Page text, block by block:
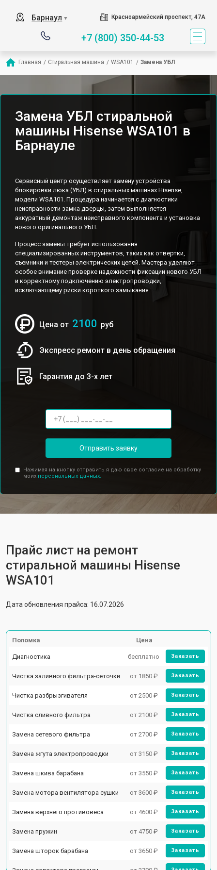
Барнаул ▼ Красноармейский проспект, 47А
+7 (800) 350-44-53
Главная / Стиральная машина / WSA101 / Замена УБЛ
Замена УБЛ стиральной
машины Hisense WSA101 в
Барнауле
Сервисный центр осуществляет замену устройства
блокировки люка (УБЛ) в стиральных машинах Hisense,
модели WSA101. Процедура начинается с диагностики
неисправности замка дверцы, затем выполняется
аккуратный демонтаж неисправного компонента и установка
нового оригинального УБЛ.
Процесс замены требует использования
специализированных инструментов, таких как отвертки,
съемники и тестеры электрических цепей. Мастера уделяют
особое внимание проверке надежности фиксации нового УБЛ
и корректному подключению электропроводки,
исключающему риски короткого замыкания.
Цена от 2100 руб
Экспресс ремонт в день обращения
Гарантия до 3-х лет
Отправить заявку
Нажимая на кнопку отправить я даю свое согласие на обработку
моих персональных данных.
Прайс лист на ремонт
стиральной машины Hisense
WSA101
Дата обновления прайса: 16.07.2026
Поломка Цена
Диагностика бесплатно Заказать
Чистка заливного фильтра-сеточки от 1850 ₽ Заказать
Чистка разбрызгивателя от 2500 ₽ Заказать
Чистка сливного фильтра от 2100 ₽ Заказать
Замена сетевого фильтра от 2700 ₽ Заказать
Замена жгута электропроводки от 3150 ₽ Заказать
Замена шкива барабана от 3550 ₽ Заказать
Замена мотора вентилятора сушки от 3600 ₽ Заказать
Замена верхнего противовеса от 4600 ₽ Заказать
Замена пружин от 4750 ₽ Заказать
Замена шторок барабана от 3650 ₽ Заказать